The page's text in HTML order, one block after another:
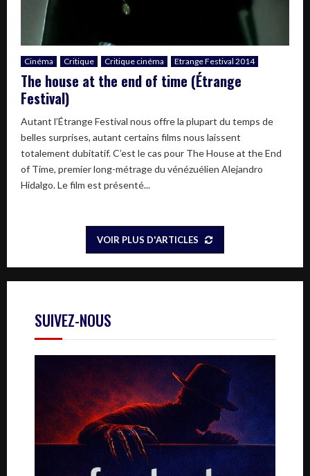
Cinéma Critique Critique cinéma Etrange Festival 2014
The house at the end of time (Étrange
Festival)
Autant l’Étrange Festival nous offre la plupart du temps de
belles surprises, autant certains films nous laissent
totalement dubitatif. C’est le cas pour The House at the End
of Time, premier long-métrage du vénézuélien Alejandro
Hidalgo. Le film est présenté...
VOIR PLUS D'ARTICLES
SUIVEZ-NOUS